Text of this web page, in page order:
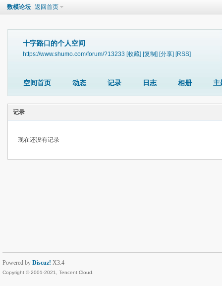
数模论坛 返回首页
十字路口的个人空间
https://www.shumo.com/forum/?13233 [收藏] [复制] [分享] [RSS]
空间首页 动态 记录 日志 相册 主
记录
现在还没有记录
Powered by Discuz! X3.4
Copyright © 2001-2021, Tencent Cloud.